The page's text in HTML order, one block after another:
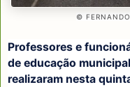
©
Professores e
de educação
realizaram nesta